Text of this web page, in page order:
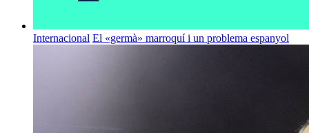
Internacional El «germà» marroquí i un problema espanyol